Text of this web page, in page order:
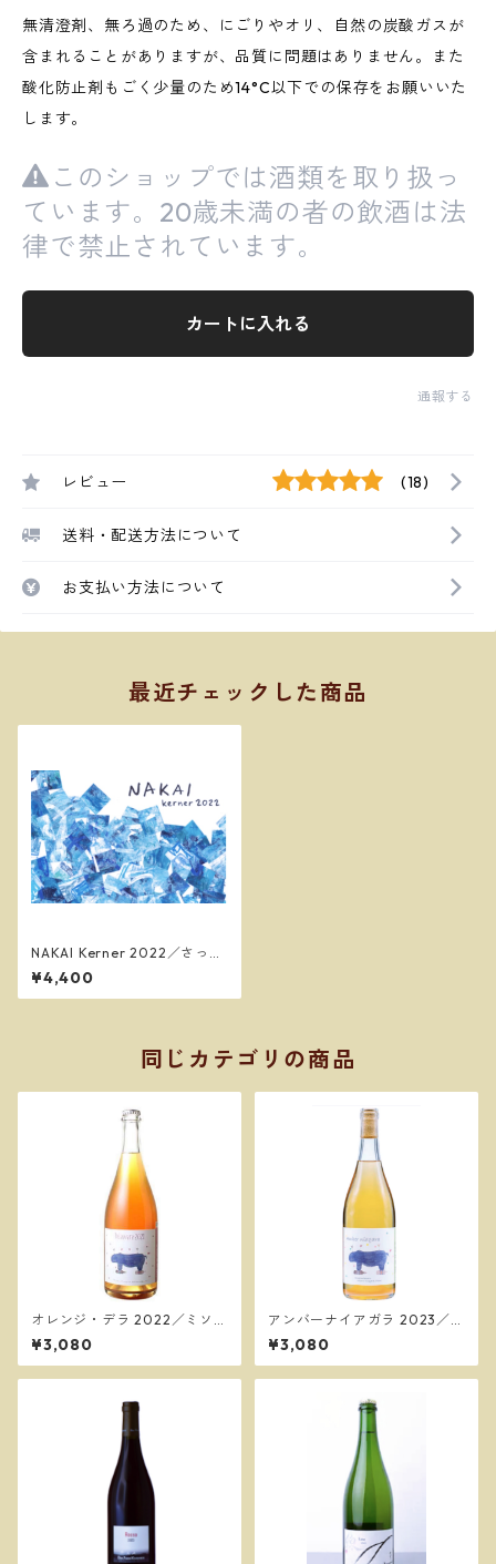
無清澄剤、無ろ過のため、にごりやオリ、自然の炭酸ガスが
含まれることがありますが、品質に問題はありません。また
酸化防止剤もごく少量のため14°C以下での保存をお願いいた
します。
このショップでは酒類を取り扱っ
ています。20歳未満の者の飲酒は法
律で禁止されています。
カートに入れる
通報する
レビュー (18)
送料・配送方法について
お支払い方法について
最近チェックした商品
NAKAI Kerner 2022／さっぽ
ろ藤野ワイナリー
¥4,400
同じカテゴリの商品
オレンジ・デラ 2022／ミソ
ノ・ヴィンヤード
¥3,080
アンバーナイアガラ 2023／ミ
ソノ・ヴィンヤード
¥3,080